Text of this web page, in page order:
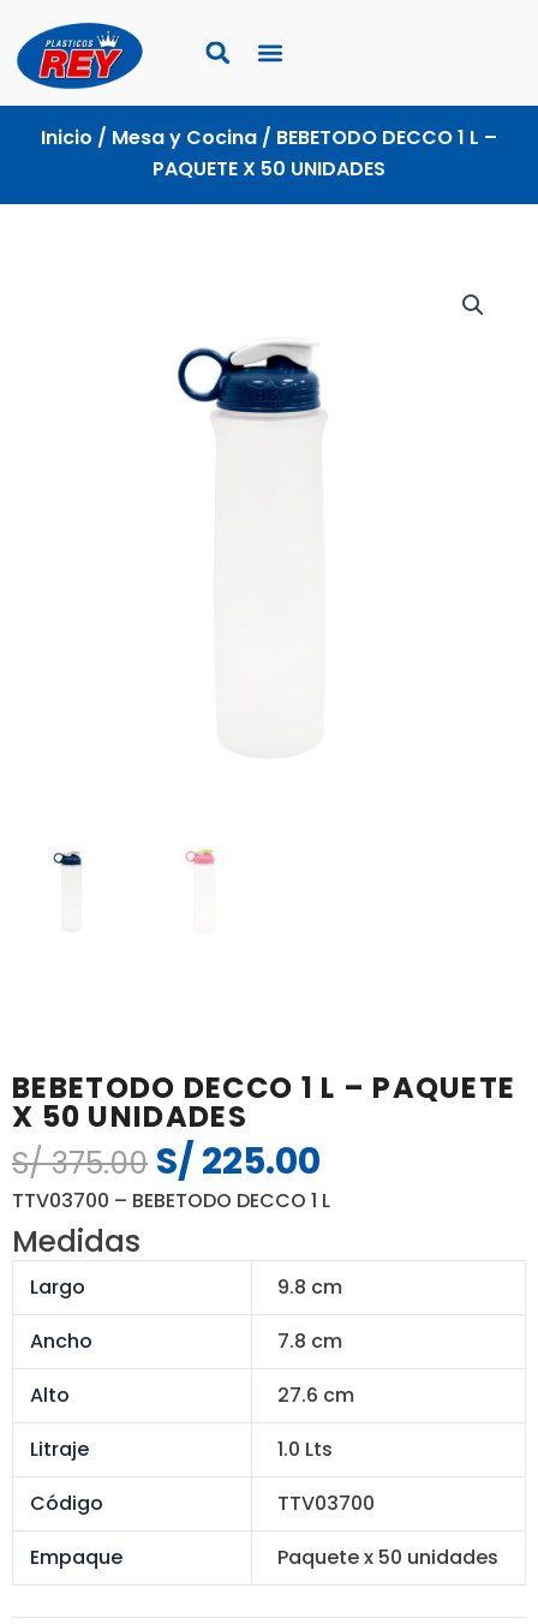
contenido
Inicio / Mesa y Cocina / BEBETODO DECCO 1 L –
PAQUETE X 50 UNIDADES
BEBETODO DECCO 1 L – PAQUETE
X 50 UNIDADES
S/375.00 El
precio
original
era:
S/ 375.00.
S/225.00
precio
actual
es:
S/ 225.00.
TTV03700 – BEBETODO DECCO 1 L
Medidas
Largo
9.8 cm
Ancho
7.8 cm
Alto
27.6 cm
Litraje
1.0 Lts
Código
TTV03700
Empaque
Paquete x 50 unidades